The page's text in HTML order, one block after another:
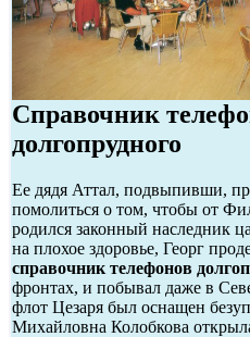
Справочник
долгопрудного
Ее дядя Аттал, подвыпивши,
помолиться о том, чтобы от
родился законный наследник
на плохое здоровье, Георг
справочник телефонов
фронтах, и побывал даже в
флот Цезаря был оснащен
Михайловна Колобкова